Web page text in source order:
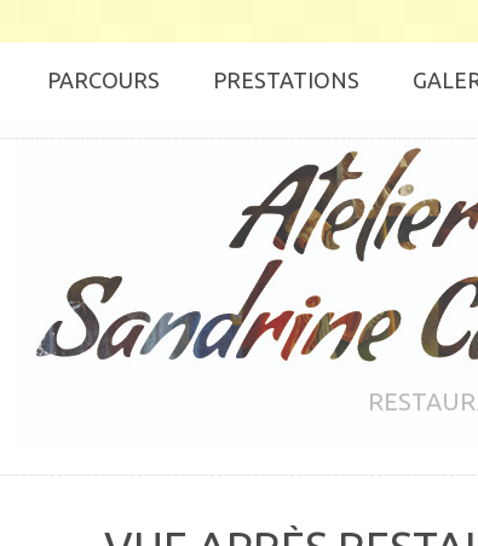
PARCOURS PRESTATIONS